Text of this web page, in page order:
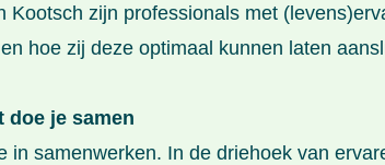
Kootsch zijn professionals met
hoe zij deze optimaal kunnen laten
doe je samen
in samenwerken. In de driehoek van